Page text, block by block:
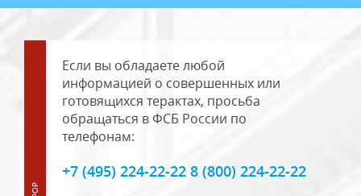
Если вы обладаете любой
информацией о совершенных или
готовящихся терактах, просьба
обращаться в ФСБ России по
телефонам:
+7 (495) 224-22-22 8 (800) 224-22-22